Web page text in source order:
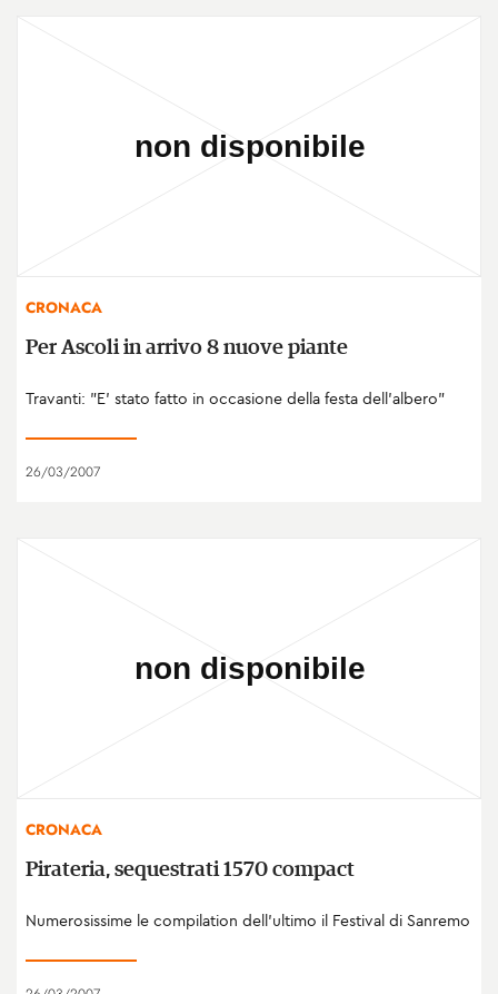
CRONACA
Per Ascoli in arrivo 8 nuove piante
Travanti: "E' stato fatto in occasione della festa dell'albero"
26/03/2007
CRONACA
Pirateria, sequestrati 1570 compact
Numerosissime le compilation dell’ultimo il Festival di Sanremo